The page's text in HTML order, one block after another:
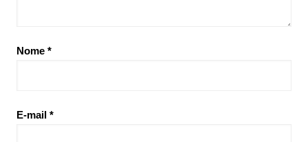
Nome *
E-mail *